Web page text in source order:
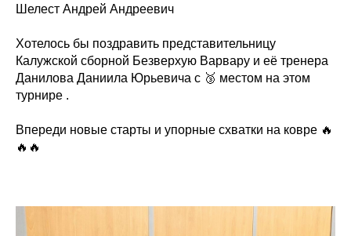
Шелест Андрей Андреевич
Хотелось бы поздравить представительницу
Калужской сборной Безверхую Варвару и её тренера
Данилова Даниила Юрьевича с 🥉 местом на этом
турнире .
Впереди новые старты и упорные схватки на ковре 🔥
🔥🔥